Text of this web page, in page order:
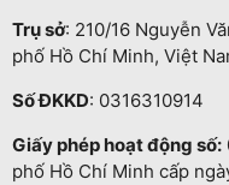
Trụ sở: 210/16 Nguyễn
phố Hồ Chí Minh, Việt
Số ĐKKD: 0316310914
Giấy phép hoạt động số:
phố Hồ Chí Minh cấp